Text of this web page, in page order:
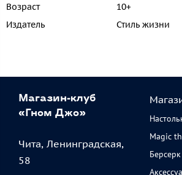
Возраст
10+
Издатель
Стиль жизни
Магазин-клуб
«Гном Джо»
Чита, Ленинградская,
58
Magic
Берсерк